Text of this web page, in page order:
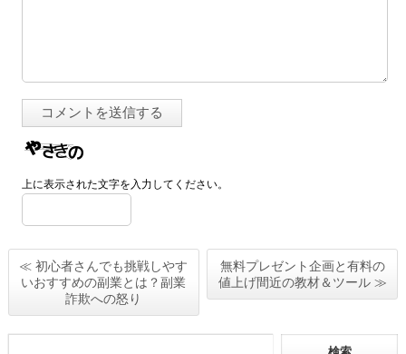
上に表示された文字を入力してください。
≪ 初心者さんでも挑戦しやす
いおすすめの副業とは？副業
詐欺への怒り
無料プレゼント企画と有料の
値上げ間近の教材＆ツール ≫